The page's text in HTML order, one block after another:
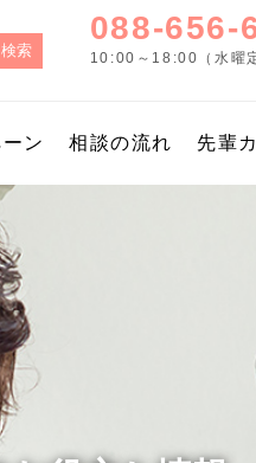
088-656-
10:00～18:00（水曜
ン 相談の流れ 先輩